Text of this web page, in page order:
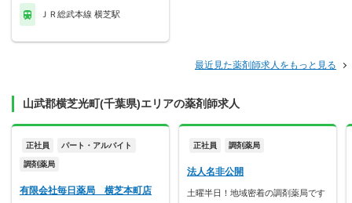
ＪＲ総武本線 横芝駅
最近見た薬剤師求人をもっと見る
山武郡横芝光町(千葉県)エリアの薬剤師求人
正社員 パート・アルバイト
調剤薬局
有限会社毎日薬局 横芝本町店
正社員 調剤薬局
法人名非公開
土曜半日！地域密着の調剤薬局です